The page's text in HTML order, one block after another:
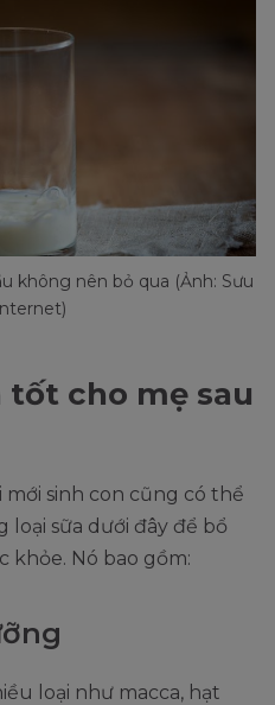
không nên bỏ qua (Ảnh: Sưu
tốt cho mẹ sau
mới sinh con cũng có thể
sữa dưới đây để bổ
khỏe. Nó bao gồm:
loại như macca, hạt